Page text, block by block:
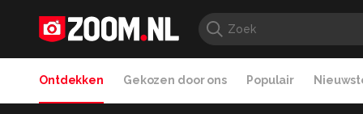
Ontdekken Gekozen door ons Populair